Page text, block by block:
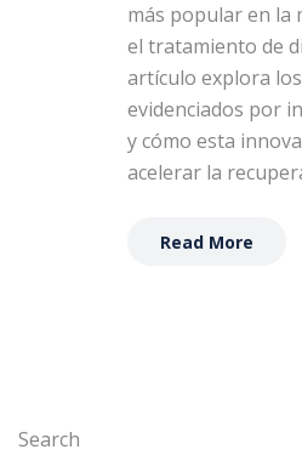
más popular en la
el tratamiento de
artículo explora
evidenciados por
y cómo esta
acelerar la
Read More
Search